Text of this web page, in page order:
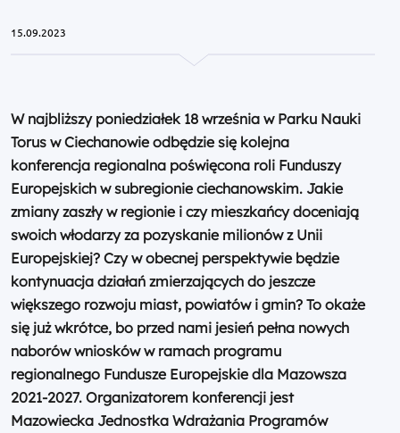
15.09.2023
W najbliższy poniedziałek 18 września w Parku Nauki
Torus w Ciechanowie odbędzie się kolejna
konferencja regionalna poświęcona roli Funduszy
Europejskich w subregionie ciechanowskim. Jakie
zmiany zaszły w regionie i czy mieszkańcy doceniają
swoich włodarzy za pozyskanie milionów z Unii
Europejskiej? Czy w obecnej perspektywie będzie
kontynuacja działań zmierzających do jeszcze
większego rozwoju miast, powiatów i gmin? To okaże
się już wkrótce, bo przed nami jesień pełna nowych
naborów wniosków w ramach programu
regionalnego Fundusze Europejskie dla Mazowsza
2021-2027. Organizatorem konferencji jest
Mazowiecka Jednostka Wdrażania Programów